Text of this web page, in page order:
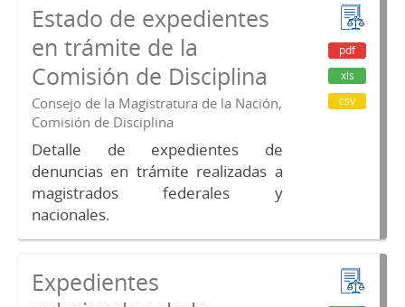
Estado de expedientes
en trámite de la
Comisión de Disciplina
Consejo de la Magistratura de la Nación,
Comisión de Disciplina
Detalle de expedientes de
denuncias en trámite realizadas a
magistrados federales y
nacionales.
pdf
xls
csv
Expedientes